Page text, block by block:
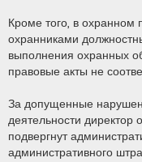
Кроме того, в охранном
охранниками
выполнения охранных
правовые акты не
За допущенные
деятельности директор
подвергнут
административного